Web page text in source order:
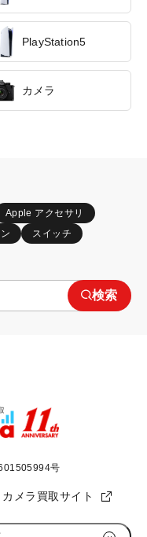
PlayStation5
カメラ
Apple アクセサリ
スイッチ
検索
号
カメラ買取サイト